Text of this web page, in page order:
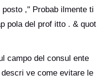
," Probab ilmente ti
pola del prof itto . & quot
campo del consul ente
ve come evitare le